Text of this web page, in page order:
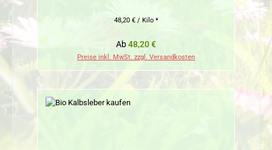
48,20 € / Kilo *
Regulärer Preis:
Ab48,20 €
Preise inkl. MwSt. zzgl. Versandkosten